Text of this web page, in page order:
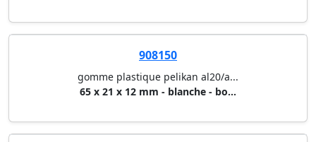
908150
gomme plastique pelikan al20/a...
65 x 21 x 12 mm - blanche - bo...